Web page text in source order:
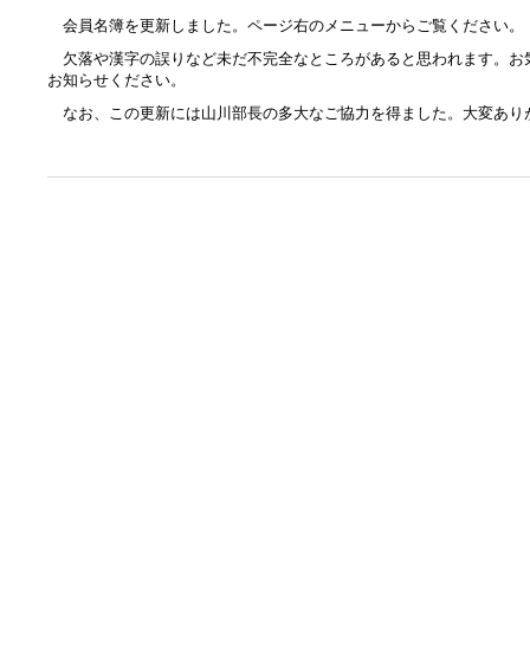
会員名簿を更新しました。ページ右のメニューからご覧ください。
欠落や漢字の誤りなど未だ不完全なところがあると思われます。お
お知らせください。
なお、この更新には山川部長の多大なご協力を得ました。大変あり